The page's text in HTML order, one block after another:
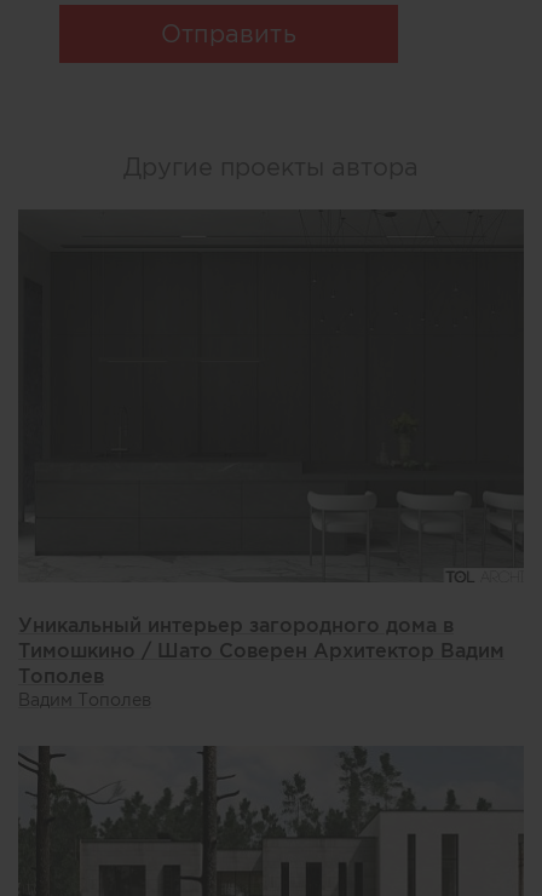
Отправить
Уникальный интерьер загородного дома в
Тимошкино / Шато Соверен Архитектор Вадим
Тополев
Вадим Тополев